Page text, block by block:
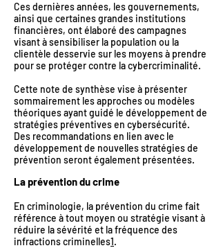
Ces dernières années, les gouvernements,
ainsi que certaines grandes institutions
financières, ont élaboré des campagnes
visant à sensibiliser la population ou la
clientèle desservie sur les moyens à prendre
pour se protéger contre la cybercriminalité.
Cette note de synthèse vise à présenter
sommairement les approches ou modèles
théoriques ayant guidé le développement de
stratégies préventives en cybersécurité.
Des recommandations en lien avec le
développement de nouvelles stratégies de
prévention seront également présentées.
La prévention du crime
En criminologie, la prévention du crime fait
référence à tout moyen ou stratégie visant à
réduire la sévérité et la fréquence des
infractions criminelles1.